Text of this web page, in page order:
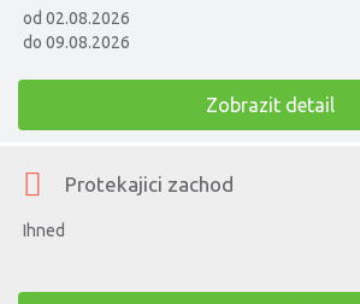
od 02.08.2026
do 09.08.2026
Zobrazit detail
Protekajici zachod
Ihned